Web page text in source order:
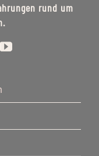
rund um